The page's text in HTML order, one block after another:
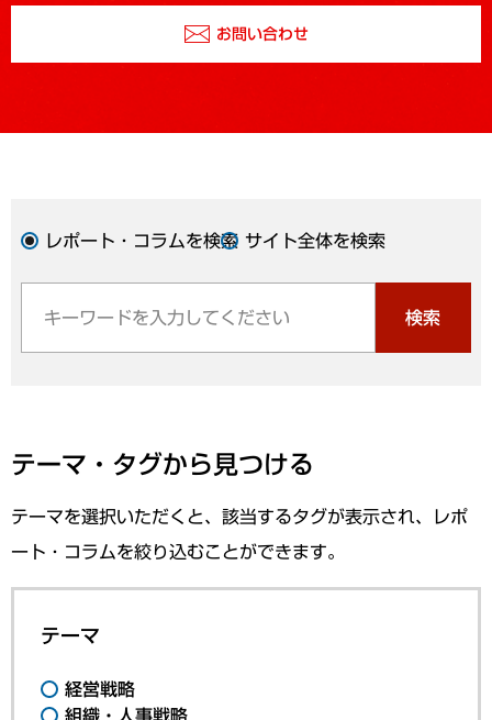
お問い合わせ
レポート・コラムを検索 サイト全体を検索
検索
テーマ・タグから見つける
テーマを選択いただくと、該当するタグが表示され、レポ
ート・コラムを絞り込むことができます。
テーマ
経営戦略
組織・人事戦略